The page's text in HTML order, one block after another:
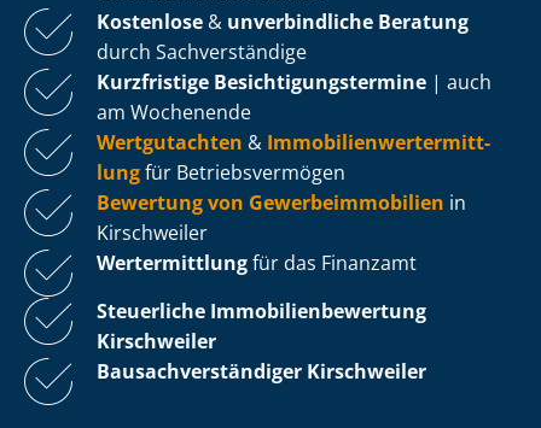
Kostenlose & unverbindliche Beratung
durch Sachverständige
Kurzfristige Be­sich­ti­gungs­ter­mi­ne | auch
am Wochenende
Wertgutachten & Im­mo­bi­li­en­wert­ermitt­
lungfür Be­triebs­ver­mö­gen
Bewertung von Ge­wer­be­im­mo­bi­li­en in
Kirschweiler
Wertermittlungfür das Finanzamt
Steuerliche Im­mo­bi­li­en­be­wer­tung
Kirschweiler
Bau­sach­ver­stän­di­ger Kirschweiler